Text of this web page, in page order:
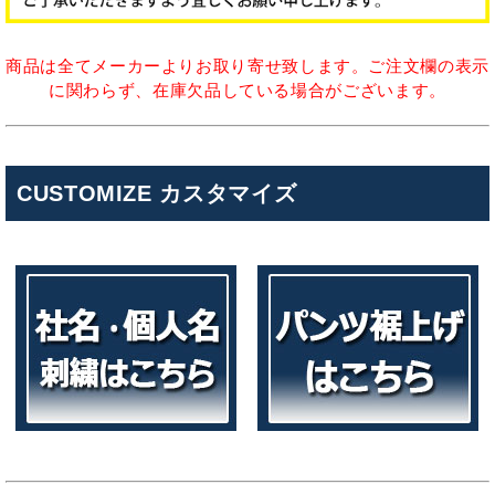
商品は全てメーカーよりお取り寄せ致します。ご注文欄の表示
に関わらず、在庫欠品している場合がございます。
CUSTOMIZE カスタマイズ